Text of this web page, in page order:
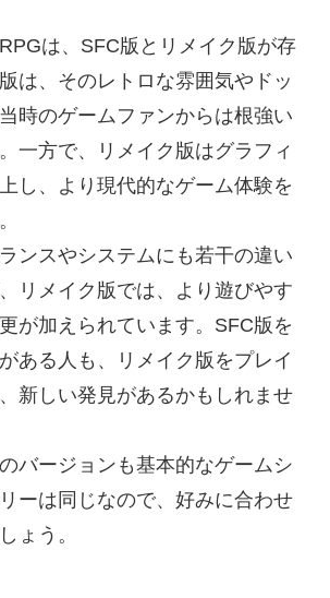
は、SFC版とリメイク版が存
は、そのレトロな雰囲気やドッ
時のゲームファンからは根強い
一方で、リメイク版はグラフィ
し、より現代的なゲーム体験を
ンスやシステムにも若干の違い
リメイク版では、より遊びやす
が加えられています。SFC版を
ある人も、リメイク版をプレイ
新しい発見があるかもしれませ
バージョンも基本的なゲームシ
ーは同じなので、好みに合わせ
ょう。